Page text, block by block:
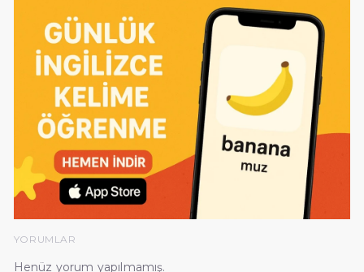
YORUMLAR
Henüz yorum yapılmamış.